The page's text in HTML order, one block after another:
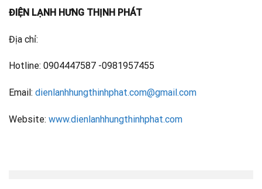
ĐIỆN LẠNH HƯNG THỊNH PHÁT
Địa chỉ:
Hotline: 0904447587 -0981957455
Email: dienlanhhungthinhphat.com@gmail.com
Website: www.dienlanhhungthinhphat.com